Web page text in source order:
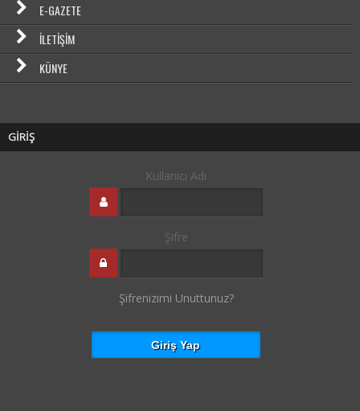
E-GAZETE
İLETIŞIM
KÜNYE
GİRİŞ
Kullanıcı Adı
Şifre
Şifrenizimi Unuttunuz?